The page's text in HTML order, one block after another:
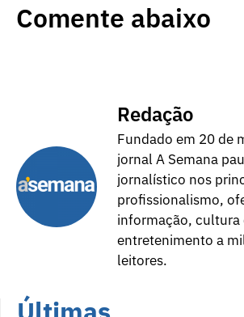
Comente abaixo
Redação
Fundado em 20 de
jornal A Semana
jornalístico nos
profissionalismo,
informação, cultura
entretenimento a
leitores.